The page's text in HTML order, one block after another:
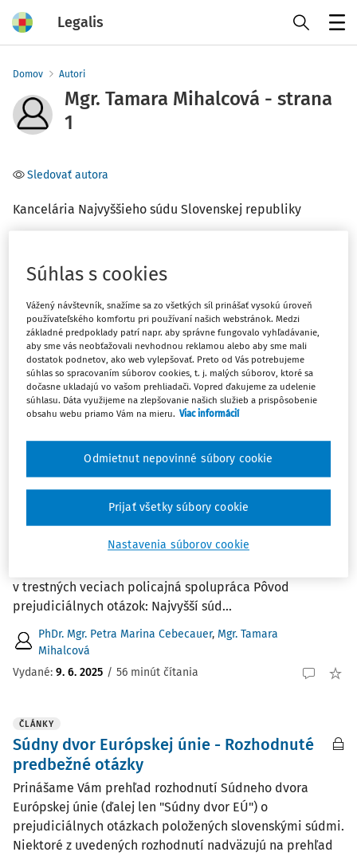
Legalis
Domov Autori
Mgr. Tamara Mihalcová - strana
1
Sledovať autora
Kancelária Najvyššieho súdu Slovenskej republiky
Právo EÚ (2)
Filter
Počet vyhľadaných dokumentov:2
Zoradiť podľa:
Najstaršie
Súdny dvor Európskej únie - Podané
predbežné otázky
OBLASŤ TRESTNÉHO PRÁVA C-78/20 Generálna
prokuratúra Slovenskej republiky Dátum podania
v trestných veciach policajná spolupráca Pôvod
prejudiciálnych otázok: Najvyšší súd...
PhDr. Mgr. Petra Marina Cebecauer, Mgr. Tamara
Mihalcová
Vydané: 9. 6. 2025 / 56 minút čítania
ČLÁNKY
Súdny dvor Európskej únie - Rozhodnuté
predbežné otázky
Prinášame Vám prehľad rozhodnutí Súdneho dvora
Európskej únie (ďalej len "Súdny dvor EÚ") o
prejudiciálnych otázkach položených slovenskými súdmi.
Niektoré z uvedených rozhodnutí nadväzujú na prehľad
Súhlas s cookies
Vážený návštevník, snažíme sa zo všetkých síl prinášať vysokú úroveň
používateľského komfortu pri používaní našich webstránok. Medzi
základné predpoklady patrí napr. aby správne fungovalo vyhľadávanie,
aby sme vás neobťažovali nevhodnou reklamou alebo aby sme mali
dostatok podnetov, ako web vylepšovať. Preto od Vás potrebujeme
súhlas so spracovaním súborov cookies, t. j. malých súborov, ktoré sa
dočasne ukladajú vo vašom prehliadači. Vopred ďakujeme za udelenie
súhlasu. Dáta využijeme na zlepšovanie našich služieb a prispôsobenie
obsahu webu priamo Vám na mieru. Viac informácií
Nastavenia súborov cookie
Odmietnut nepovinné súbory cookie
Prijať všetky súbory cookie